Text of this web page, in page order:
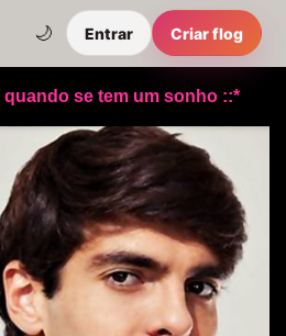
🌙 Entrar Criar flog
se tem um sonho ::*